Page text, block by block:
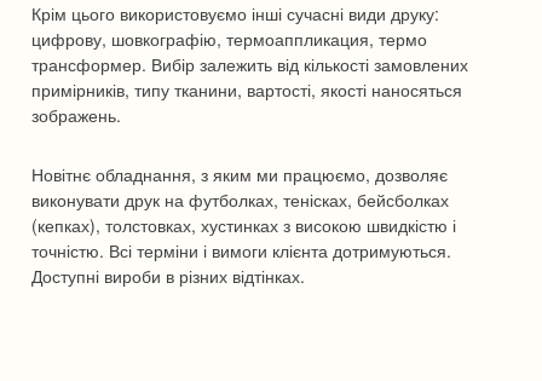
Крім цього використовуємо інші сучасні види друку:
цифрову, шовкографію, термоаппликация, термо
трансформер. Вибір залежить від кількості замовлених
примірників, типу тканини, вартості, якості наносяться
зображень.
Новітнє обладнання, з яким ми працюємо, дозволяє
виконувати друк на футболках, тенісках, бейсболках
(кепках), толстовках, хустинках з високою швидкістю і
точністю. Всі терміни і вимоги клієнта дотримуються.
Доступні вироби в різних відтінках.